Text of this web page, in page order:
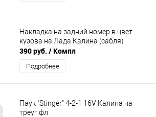
Накладка на задний номер в цвет
кузова на Лада Калина (сабля)
390 руб. / Компл
Подробнее
Паук "Stinger" 4-2-1 16V Калина на
треуг.фл